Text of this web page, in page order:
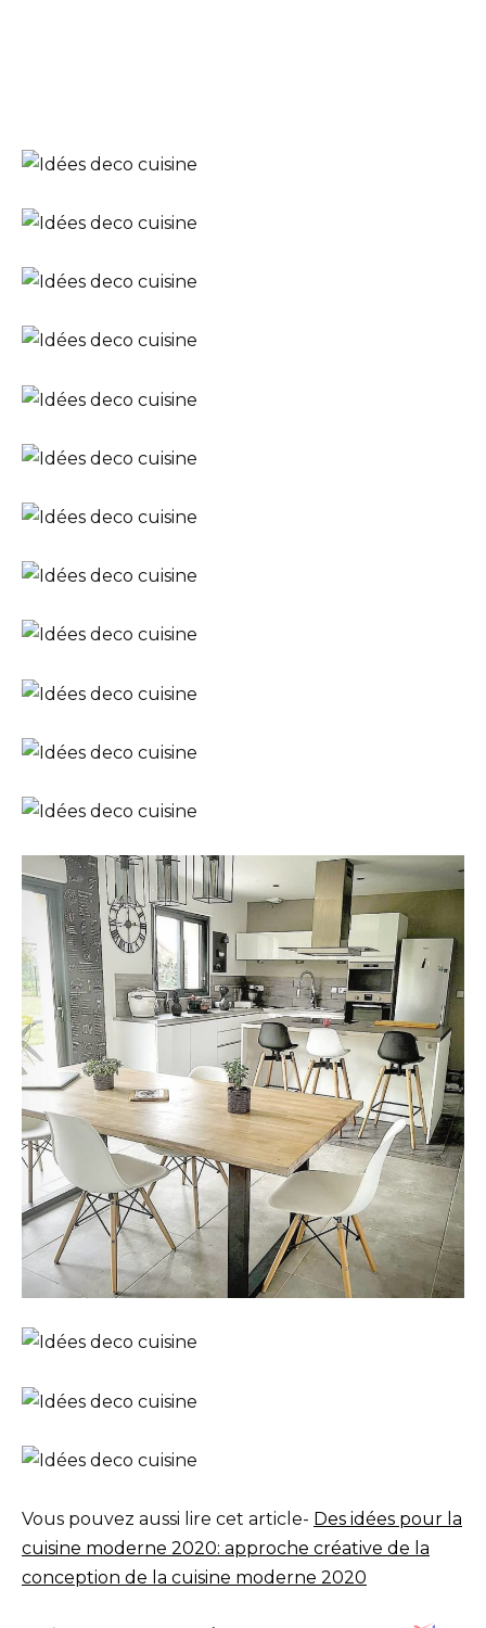
Vous pouvez aussi lire cet article- Des idées pour la
cuisine moderne 2020: approche créative de la
conception de la cuisine moderne 2020